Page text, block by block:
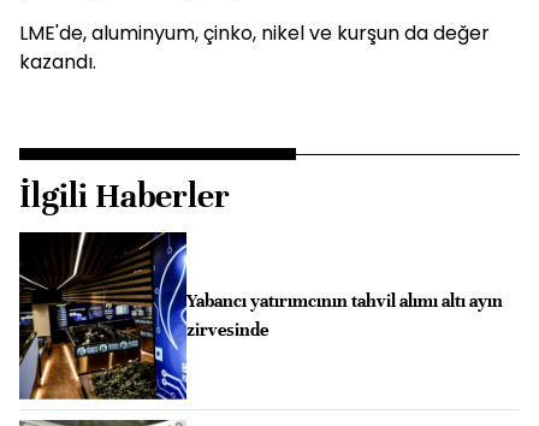
LME'de, aluminyum, çinko, nikel ve kurşun da değer
kazandı.
İlgili Haberler
Yabancı yatırımcının tahvil alımı altı ayın
zirvesinde